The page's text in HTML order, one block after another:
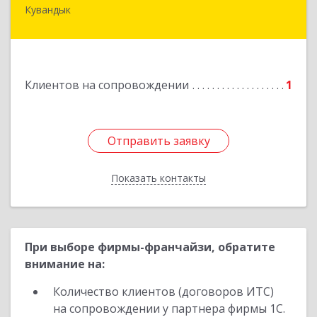
Кувандык
Клиентов на сопровождении 1
Отправить заявку
Показать контакты
462243, Оренбургская обл, Кувандыкский р-н,
Отправить заявку
Назад
При выборе фирмы-франчайзи, обратите
внимание на:
Количество клиентов (договоров ИТС)
на сопровождении у партнера фирмы 1С.